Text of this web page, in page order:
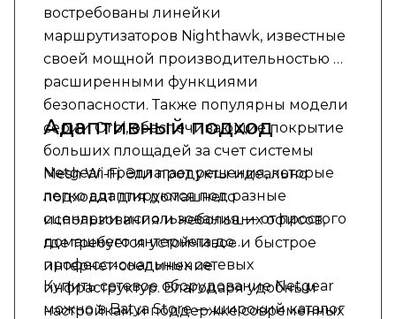
востребованы линейки
маршрутизаторов Nighthawk, известные
своей мощной производительностью и
расширенными функциями
безопасности. Также популярны модели
серии Orbi, обеспечивающие покрытие
больших площадей за счет системы
Mesh Wi-Fi. Эти продукты идеально
подходят для домашнего
использования и небольших офисов,
где требуется устойчивое и быстрое
интернет-соединение.
Адаптивный подход
Netgear предлагает решения, которые
легко адаптируются под разные
сценарии использования — от простого
домашнего интернета до
профессиональных сетевых
инфраструктур. Благодаря удобным
настройкам и поддержке современных
Купить сетевое оборудование Netgear
можно в Batya Store — широкий каталог